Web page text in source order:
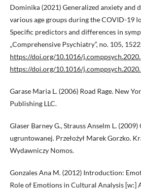
Dominika (2021) Generalized anxiety and
various age groups during the COVID-19
Specific predictors and differences in
„Comprehensive Psychiatry”, no. 105,
https://doi.org/10.1016/
https://doi.org/10.1016/
Garase Maria L. (2006) Road Rage. New
Publishing LLC.
Glaser Barney G., Strauss Anselm L.
ugruntowanej. Przełożył Marek Gorzko.
Wydawniczy Nomos.
Gonzales Ana M. (2012) Introduction:
Role of Emotions in Cultural Analysis [w:]